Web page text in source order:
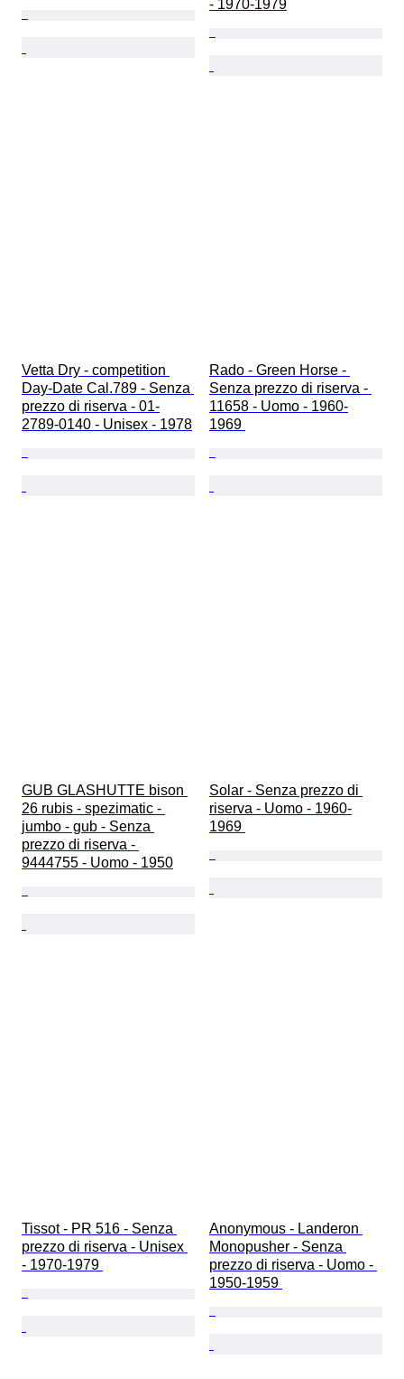
- 1970-1979
Vetta Dry - competition
Day-Date Cal.789 - Senza
prezzo di riserva - 01-
2789-0140 - Unisex - 1978
Rado - Green Horse -
Senza prezzo di riserva -
11658 - Uomo - 1960-
1969
GUB GLASHUTTE bison
26 rubis - spezimatic -
jumbo - gub - Senza
prezzo di riserva -
9444755 - Uomo - 1950
Solar - Senza prezzo di
riserva - Uomo - 1960-
1969
Tissot - PR 516 - Senza
prezzo di riserva - Unisex
- 1970-1979
Anonymous - Landeron
Monopusher - Senza
prezzo di riserva - Uomo -
1950-1959